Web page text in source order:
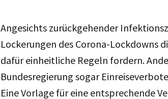
Angesichts zurückgehender
Lockerungen des Corona-Lockdowns
dafür einheitliche Regeln fordern.
Bundesregierung sogar
Eine Vorlage für eine entsprechende